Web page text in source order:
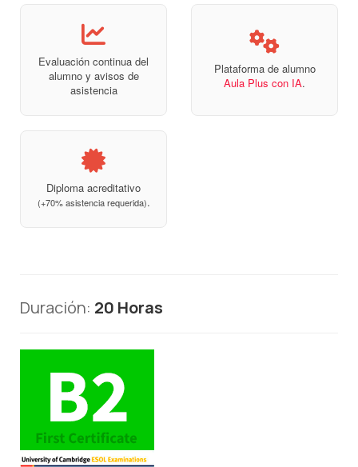
Evaluación continua del
alumno y avisos de
asistencia
Plataforma de alumno
Aula Plus con IA.
Diploma acreditativo
(+70% asistencia requerida).
Duración: 20 Horas